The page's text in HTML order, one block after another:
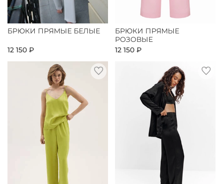
БРЮКИ ПРЯМЫЕ БЕЛЫЕ
12 150 ₽
БРЮКИ ПРЯМЫЕ
РОЗОВЫЕ
12 150 ₽